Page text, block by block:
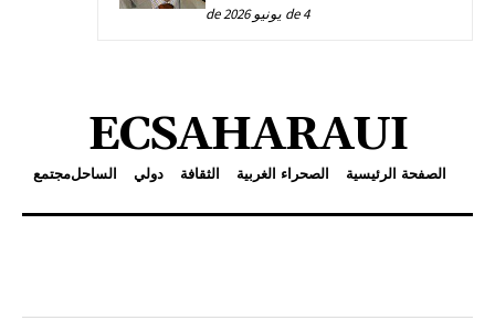
4 de يونيو de 2026
ECSAHARAUI
الصفحة الرئيسية الصحراء الغربية الثقافة دولي الساحلمجتمع